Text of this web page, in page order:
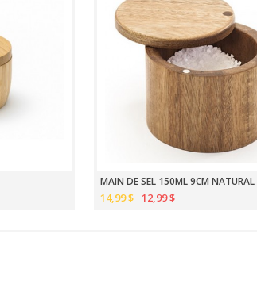
MAIN DE SEL 150ML 9CM NATURAL
14,99 $ 12,99 $